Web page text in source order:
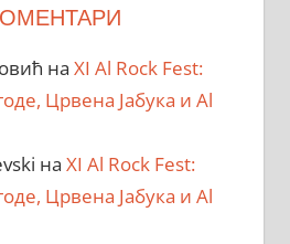
на XI Al Rock Fest:
Црвена Јабука и Al
на XI Al Rock Fest:
Црвена Јабука и Al